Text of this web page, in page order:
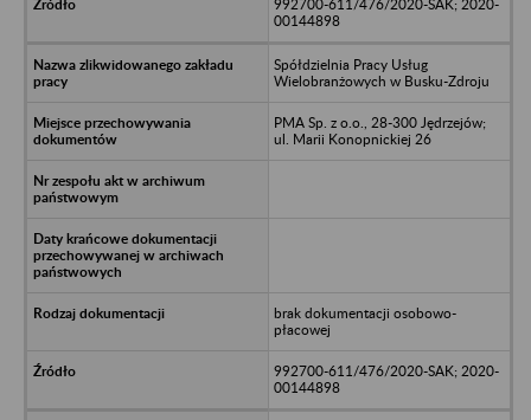
992700-611/476/2020-SAK; 2020-
00144898
Spółdzielnia Pracy Usług
Wielobranżowych w Busku-Zdroju
PMA Sp. z o.o., 28-300 Jędrzejów;
ul. Marii Konopnickiej 26
brak dokumentacji osobowo-
płacowej
992700-611/476/2020-SAK; 2020-
00144898